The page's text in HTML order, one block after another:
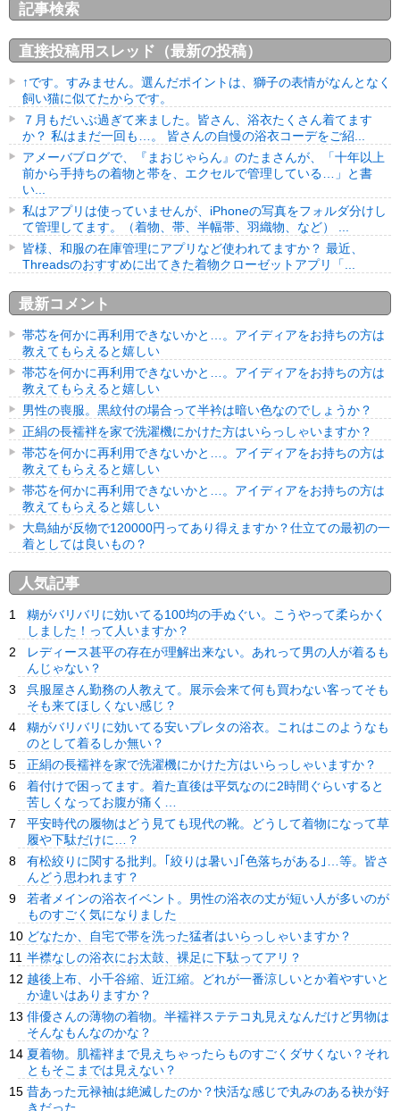
記事検索
直接投稿用スレッド（最新の投稿）
↑です。すみません。選んだポイントは、獅子の表情がなんとなく
飼い猫に似てたからです。
７月もだいぶ過ぎて来ました。皆さん、浴衣たくさん着てます
か？ 私はまだ一回も…。 皆さんの自慢の浴衣コーデをご紹...
アメーバブログで、『まおじゃらん』のたまさんが、「十年以上
前から手持ちの着物と帯を、エクセルで管理している…」と書
い...
私はアプリは使っていませんが、iPhoneの写真をフォルダ分けし
て管理してます。（着物、帯、半幅帯、羽織物、など） ...
皆様、和服の在庫管理にアプリなど使われてますか？ 最近、
Threadsのおすすめに出てきた着物クローゼットアプリ「...
最新コメント
帯芯を何かに再利用できないかと…。アイディアをお持ちの方は
教えてもらえると嬉しい
帯芯を何かに再利用できないかと…。アイディアをお持ちの方は
教えてもらえると嬉しい
男性の喪服。黒紋付の場合って半衿は暗い色なのでしょうか？
正絹の長襦袢を家で洗濯機にかけた方はいらっしゃいますか？
帯芯を何かに再利用できないかと…。アイディアをお持ちの方は
教えてもらえると嬉しい
帯芯を何かに再利用できないかと…。アイディアをお持ちの方は
教えてもらえると嬉しい
大島紬が反物で120000円ってあり得えますか？仕立ての最初の一
着としては良いもの？
人気記事
糊がバリバリに効いてる100均の手ぬぐい。こうやって柔らかく
しました！って人いますか？
レディース甚平の存在が理解出来ない。あれって男の人が着るも
んじゃない？
呉服屋さん勤務の人教えて。展示会来て何も買わない客ってそも
そも来てほしくない感じ？
糊がバリバリに効いてる安いプレタの浴衣。これはこのようなも
のとして着るしか無い？
正絹の長襦袢を家で洗濯機にかけた方はいらっしゃいますか？
着付けで困ってます。着た直後は平気なのに2時間ぐらいすると
苦しくなってお腹が痛く…
平安時代の履物はどう見ても現代の靴。どうして着物になって草
履や下駄だけに…？
有松絞りに関する批判。｢絞りは暑い｣｢色落ちがある｣…等。皆さ
んどう思われます？
若者メインの浴衣イベント。男性の浴衣の丈が短い人が多いのが
ものすごく気になりました
どなたか、自宅で帯を洗った猛者はいらっしゃいますか？
半襟なしの浴衣にお太鼓、裸足に下駄ってアリ？
越後上布、小千谷縮、近江縮。どれが一番涼しいとか着やすいと
か違いはありますか？
俳優さんの薄物の着物。半襦袢ステテコ丸見えなんだけど男物は
そんなもんなのかな？
夏着物。肌襦袢まで見えちゃったらものすごくダサくない？それ
ともそこまでは見えない？
昔あった元禄袖は絶滅したのか？快活な感じで丸みのある袂が好
きだった